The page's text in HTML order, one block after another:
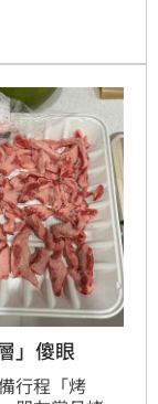
或麻辣燙等
問題。
」傻眼
行程「烤